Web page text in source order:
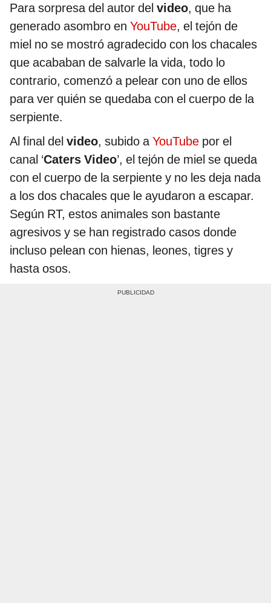
Para sorpresa del autor del video, que ha
generado asombro en YouTube, el tejón de
miel no se mostró agradecido con los chacales
que acababan de salvarle la vida, todo lo
contrario, comenzó a pelear con uno de ellos
para ver quién se quedaba con el cuerpo de la
serpiente.
Al final del video, subido aYouTube por el
canal ‘Caters Video’, el tejón de miel se queda
con el cuerpo de la serpiente y no les deja nada
a los dos chacales que le ayudaron a escapar.
Según RT, estos animales son bastante
agresivos y se han registrado casos donde
incluso pelean con hienas, leones, tigres y
hasta osos.